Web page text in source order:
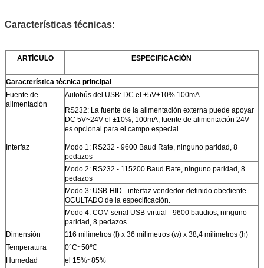
Características técnicas:
ARTÍCULO ESPECIFICACIÓN
Característica técnica principal
Fuente de
alimentación
Autobús del USB: DC el +5V±10% 100mA.
RS232: La fuente de la alimentación externa puede apoyar
DC 5V~24V el ±10%, 100mA, fuente de alimentación 24V
es opcional para el campo especial.
Interfaz
Modo 1: RS232 - 9600 Baud Rate, ninguno paridad, 8
pedazos
Modo 2: RS232 - 115200 Baud Rate, ninguno paridad, 8
pedazos
Modo 3: USB-HID - interfaz vendedor-definido obediente
OCULTADO de la especificación.
Modo 4: COM serial USB-virtual - 9600 baudios, ninguno
paridad, 8 pedazos
Dimensión
116 milímetros (l) x 36 milímetros (w) x 38,4 milímetros (h)
Temperatura
0°C~50℃
Humedad
el 15%~85%